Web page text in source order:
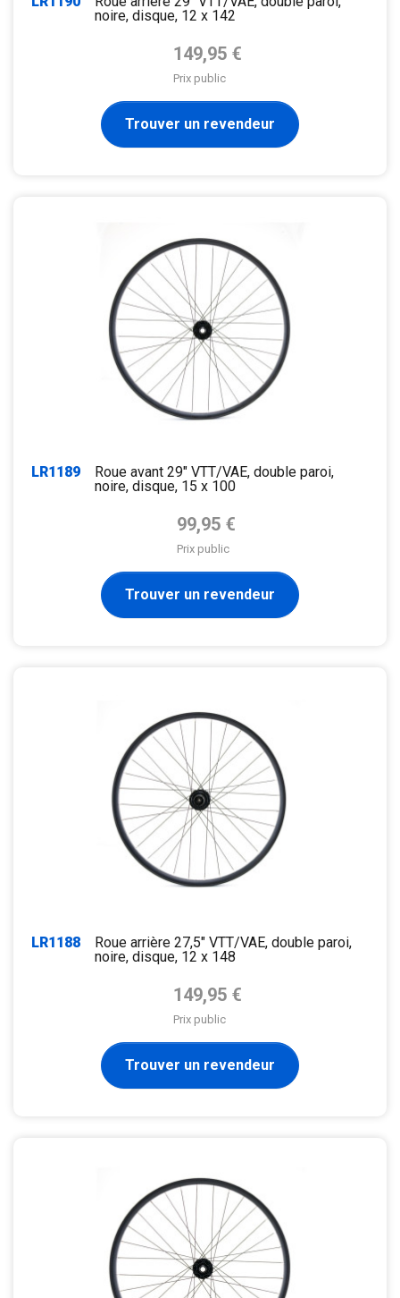
noire, disque, 12 x 142
Prix de base
149,95 €
Prix public
Trouver un revendeur
LR1189
Roue avant 29" VTT/VAE, double paroi,
noire, disque, 15 x 100
Prix de base
99,95 €
Prix public
Trouver un revendeur
LR1188
Roue arrière 27,5" VTT/VAE, double paroi,
noire, disque, 12 x 148
Prix de base
149,95 €
Prix public
Trouver un revendeur